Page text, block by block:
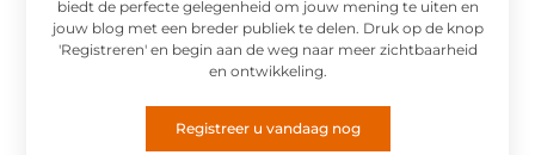
biedt de perfecte gelegenheid om jouw mening te uiten en
jouw blog met een breder publiek te delen. Druk op de knop
'Registreren' en begin aan de weg naar meer zichtbaarheid
en ontwikkeling.
Registreer u vandaag nog